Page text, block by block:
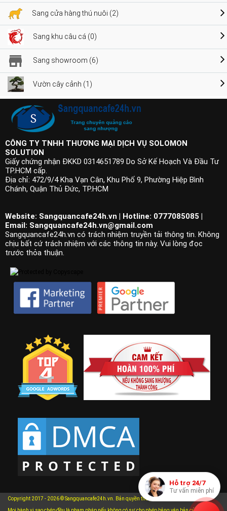
Sang cửa hàng thú nuôi (2)
Sang khu câu cá (0)
Sang showroom (6)
Vườn cây cảnh (1)
Hỗ trợ 24/7
Tư vấn miễn phí
CÔNG TY TNHH THƯƠNG MẠI DỊCH VỤ SOLOMON
SOLUTION
Giấy chứng nhận ĐKKD 0314651789 Do Sở Kế Hoạch Và Đầu Tư
TP.HCM cấp.
Địa chỉ: 472/9/4 Kha Vạn Cân, Khu Phố 9, Phường Hiệp Bình
Chánh, Quận Thủ Đức, TP.HCM
Website: Sangquancafe24h.vn | Hotline: 0777085085 |
Email: Sangquancafe24h.vn@gmail.com
Sangquancafe24h.vn có trách nhiệm truyền tải thông tin. Không
chịu bất cứ trách nhiệm với các thông tin này. Vui lòng đọc
trước thỏa thuận.
Copyright 2017 - 2026 © Sangquancafe24h.vn. Bản quyền thuộc về Sangquancafe24h.vn.